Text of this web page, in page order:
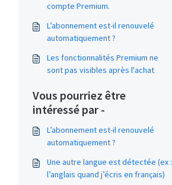
compte Premium.
L’abonnement est-il renouvelé
automatiquement ?
Les fonctionnalités Premium ne
sont pas visibles après l'achat
Vous pourriez être
intéressé par -
L’abonnement est-il renouvelé
automatiquement ?
Une autre langue est détectée (ex :
l’anglais quand j’écris en français)